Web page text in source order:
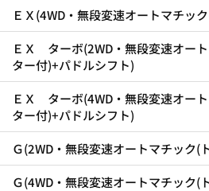
ＥＸ(4WD・無段変速オートマチッ
ＥＸ ターボ(2WD・無段変速オー
ター付)+パドルシフト)
ＥＸ ターボ(4WD・無段変速オー
ター付)+パドルシフト)
Ｇ(2WD・無段変速オートマチック(
Ｇ(4WD・無段変速オートマチック(